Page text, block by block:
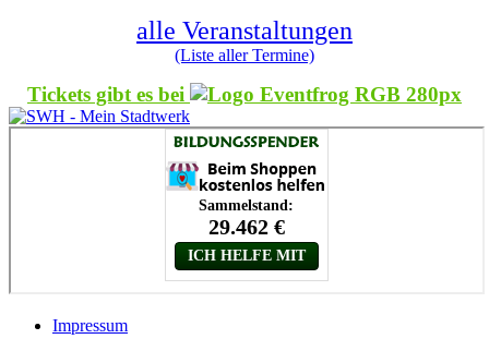
alle Veranstaltungen
(Liste aller Termine)
Tickets gibt es bei
Impressum